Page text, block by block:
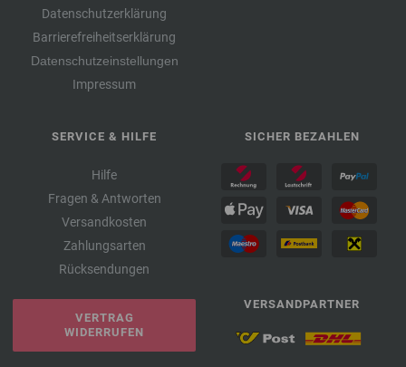
Datenschutzerklärung
Barrierefreiheitserklärung
Datenschutzeinstellungen
Impressum
SERVICE & HILFE
Hilfe
Fragen & Antworten
Versandkosten
Zahlungsarten
Rücksendungen
VERTRAG
WIDERRUFEN
SICHER BEZAHLEN
VERSANDPARTNER